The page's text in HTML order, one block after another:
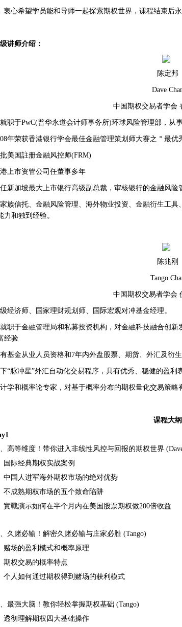
衷心希望学员能和导师一起探索期权世界，课程结束后
讲师介绍：
陈定邦
Dave
中国期权交易者学会
职于PwC(普华永道会计师事务所)环球风险管理部，从
年荣获香港银行学会最佳金融管理策划师大赛之＂最优
美国註册金融风控师(FRM)
上市资管公司任董事多年
新加坡最大上市银行高级副总裁，审核银行的金融风险
族信托、金融风险管理、海外物业投资、金融衍生工
力和独到经验。
陈兆刚
Tango
中国期权交易者学会
经济师、国家理财规划师、国际宏观对冲基金经理。
职于金融管理局和私募投资机构，对金融科技融合创
经验
基金从业人员资格和7年内外盘股票、期货、外汇及衍
“脉冲星”外汇自动化交易程序，具有优秀、稳健的盈利
学和概率论专家，对基于概率分布的期权量化交易策略
课程大纲
高等维度！带你进入非线性风控与回报的期权世界
国际经典期权实战案例
中国人进军海外期权市场的绝对优势
不成熟期权市场的五个致命陷阱
實戰演示如何在半个月内在美国股票期权做200倍收益
久赌必输！解密久赌必输与庄家必胜 (Tango)
赌场的盈利模式和概率原理
期权交易的概率特点
个人如何通过期权得到赌场的获利模式
最强大脑！教你轻松掌握期权基础 (Tango)
透彻理解期权四大基础操作